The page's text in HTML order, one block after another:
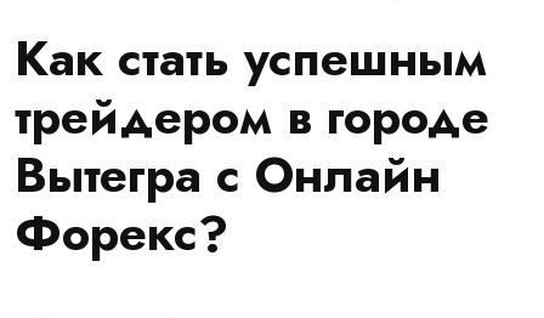
Как стать успешным
трейдером в городе
Вытегра с Онлайн
Форекс?